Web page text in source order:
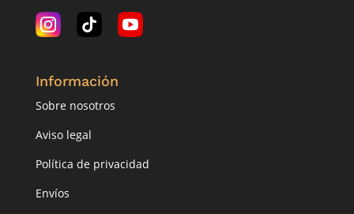
Información
Sobre nosotros
Aviso legal
Política de privacidad
Envíos